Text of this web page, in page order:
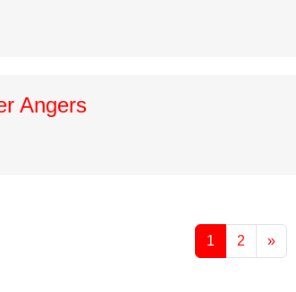
Angers
1 2 »